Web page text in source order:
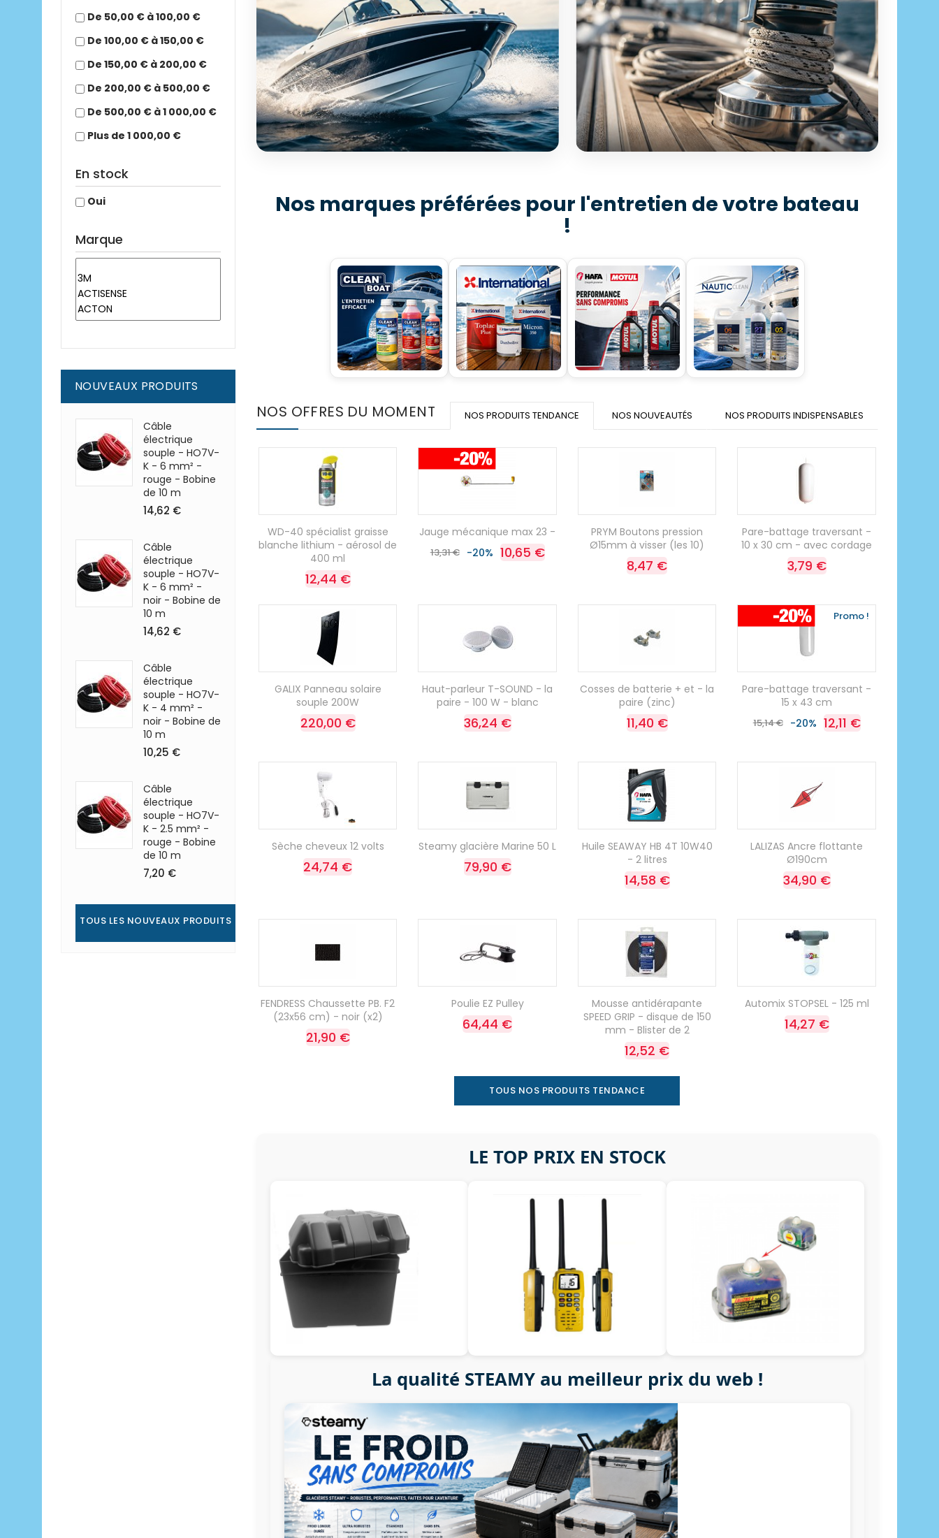
De 50,00 € à 100,00 €
De 100,00 € à 150,00 €
De 150,00 € à 200,00 €
De 200,00 € à 500,00 €
De 500,00 € à 1 000,00 €
Plus de 1 000,00 €
En stock
Oui
Marque
NOUVEAUX PRODUITS
Câble
électrique
souple - HO7V-
K - 6 mm² -
rouge - Bobine
de 10 m
14,62 €
Câble
électrique
souple - HO7V-
K - 6 mm² -
noir - Bobine de
10 m
14,62 €
Câble
électrique
souple - HO7V-
K - 4 mm² -
noir - Bobine de
10 m
10,25 €
Câble
électrique
souple - HO7V-
K - 2.5 mm² -
rouge - Bobine
de 10 m
7,20 €
TOUS LES NOUVEAUX PRODUITS
+25 000 références disponibles
Découvrir →
Accastillage
Découvrir →
Nos marques préférées pour l'entretien de votre bateau
!
NOS OFFRES DU MOMENT NOS PRODUITS TENDANCE NOS NOUVEAUTÉS NOS PRODUITS INDISPENSABLES
WD-40 spécialist graisse
blanche lithium - aérosol de
400 ml
12,44 €
Jauge mécanique max 23 -
13,31 € -20% 10,65 €
PRYM Boutons pression
Ø15mm à visser (les 10)
8,47 €
Pare-battage traversant -
10 x 30 cm - avec cordage
3,79 €
GALIX Panneau solaire
souple 200W
220,00 €
Haut-parleur T-SOUND - la
paire - 100 W - blanc
36,24 €
Cosses de batterie + et - la
paire (zinc)
11,40 €
Promo !
Pare-battage traversant -
15 x 43 cm
15,14 € -20% 12,11 €
Sèche cheveux 12 volts
24,74 €
Steamy glacière Marine 50 L
79,90 €
Huile SEAWAY HB 4T 10W40
- 2 litres
14,58 €
LALIZAS Ancre flottante
Ø190cm
34,90 €
FENDRESS Chaussette PB. F2
(23x56 cm) - noir (x2)
21,90 €
Poulie EZ Pulley
64,44 €
Mousse antidérapante
SPEED GRIP - disque de 150
mm - Blister de 2
12,52 €
Automix STOPSEL - 125 ml
14,27 €
TOUS NOS PRODUITS TENDANCE
LE TOP PRIX EN STOCK
La qualité STEAMY au meilleur prix du web !